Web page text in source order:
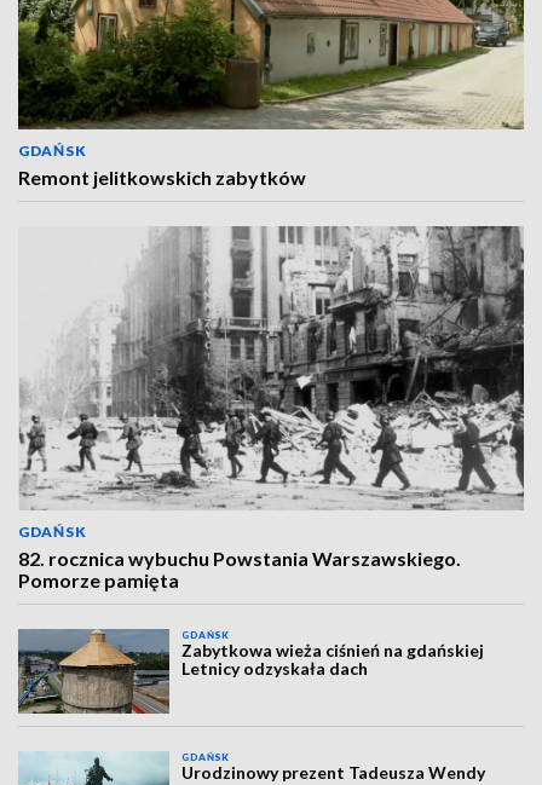
GDAŃSK
Remont jelitkowskich zabytków
GDAŃSK
82. rocznica wybuchu Powstania Warszawskiego.
Pomorze pamięta
GDAŃSK
Zabytkowa wieża ciśnień na gdańskiej
Letnicy odzyskała dach
GDAŃSK
Urodzinowy prezent Tadeusza Wendy